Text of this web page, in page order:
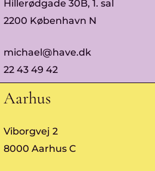
Hillerødgade 30B, 1. sal
2200 København N
michael@have.dk
22 43 49 42
Aarhus
Viborgvej 2
8000 Aarhus C